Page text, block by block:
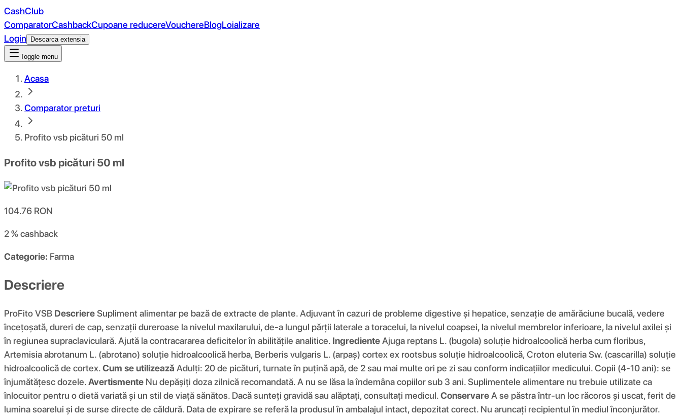
CashClub
ComparatorCashbackCupoane reducereVouchereBlogLoializare
Login
Descarca extensia
Toggle menu
Acasa
Comparator preturi
Profito vsb picături 50 ml
Profito vsb picături 50 ml
104.76 RON
2 %cashback
Categorie: Farma
Descriere
ProFito VSB DescriereSupliment alimentar pe bază de extracte de plante. Adjuvant în cazuri de probleme digestive și hepatice, senzație de amărăciune bucală, vedere
încețoșată, dureri de cap, senzații dureroase la nivelul maxilarului, de-a lungul părții laterale a toracelui, la nivelul coapsei, la nivelul membrelor inferioare, la nivelul axilei și
în regiunea supraclaviculară. Ajută la contracararea deficitelor în abilitățile analitice. IngredienteAjuga reptans L. (bugola) soluție hidroalcoolică herba cum floribus,
Artemisia abrotanum L. (abrotano) soluție hidroalcoolică herba, Berberis vulgaris L. (arpaș) cortex ex rootsbus soluție hidroalcoolică, Croton eluteria Sw. (cascarilla) soluție
hidroalcoolică de cortex.Cum se utilizează Adulți: 20 de picături, turnate în puțină apă, de 2 sau mai multe ori pe zi sau conform indicațiilor medicului. Copii (4-10 ani): se
înjumătățesc dozele.Avertismente Nu depășiți doza zilnică recomandată. A nu se lăsa la îndemâna copiilor sub 3 ani. Suplimentele alimentare nu trebuie utilizate ca
înlocuitor pentru o dietă variată și un stil de viață sănătos. Dacă sunteți gravidă sau alăptați, consultați medicul.ConservareA se păstra într-un loc răcoros și uscat, ferit de
lumina soarelui și de surse directe de căldură. Data de expirare se referă la produsul în ambalajul intact, depozitat corect. Nu aruncați recipientul în mediul înconjurător.